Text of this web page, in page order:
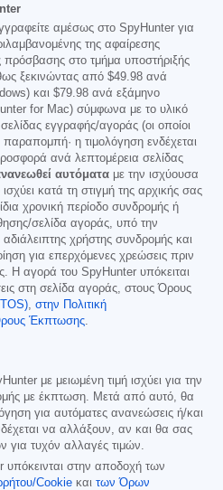
αμέσως στο SpyHunter για
της αφαίρεσης
πρόσβασης στο τμήμα υποστήριξής
ξεκινώντας από $49.98 ανά
και $79.98 ανά εξάμηνο
for Mac) σύμφωνα με το υλικό
εγγραφής/αγοράς (οι οποίοι
η τιμολόγηση ενδέχεται
ανά λεπτομέρεια σελίδας
αυτόματα με την ισχύουσα
κατά τη στιγμή της αρχικής σας
χρονική περίοδο συνδρομής ή
σελίδα αγοράς, υπό την
χρήστης συνδρομής και
για επερχόμενες χρεώσεις πριν
Η αγορά του SpyHunter υπόκειται
στη σελίδα αγοράς, στους Όρους
, στην Πολιτική
Έκπτωσης.
με μειωμένη τιμή ισχύει για την
με έκπτωση. Μετά από αυτό, θα
για αυτόματες ανανεώσεις ή/και
να αλλάξουν, αν και θα σας
για τυχόν αλλαγές τιμών.
υπόκεινται στην αποδοχή των
Cookie και των Όρων